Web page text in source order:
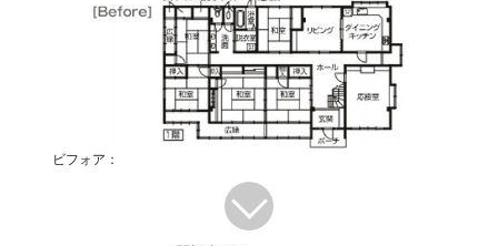
ビフォア：